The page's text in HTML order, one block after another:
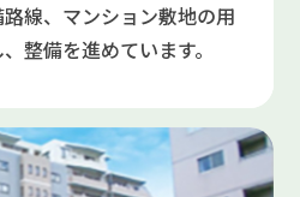
線、マンション敷地の用
整備を進めています。